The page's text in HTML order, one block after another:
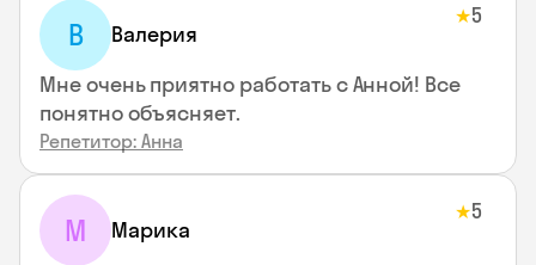
В Валерия
★5
Мне очень приятно работать с Анной! Все
понятно объясняет.
Репетитор: Анна
М Марика
★5